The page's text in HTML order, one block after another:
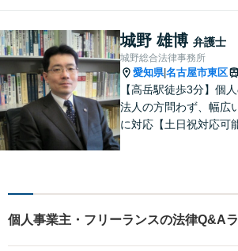
まずはお気軽にご相談
い！【駐車場近く】
城野 雄博 弁護士
城野総合法律事務所
愛知県|名古屋市東区
【高岳駅徒歩3分】個人
法人の方問わず、幅広
に対応【土日祝対応可
個人事業主・フリーランスの法律Q&A